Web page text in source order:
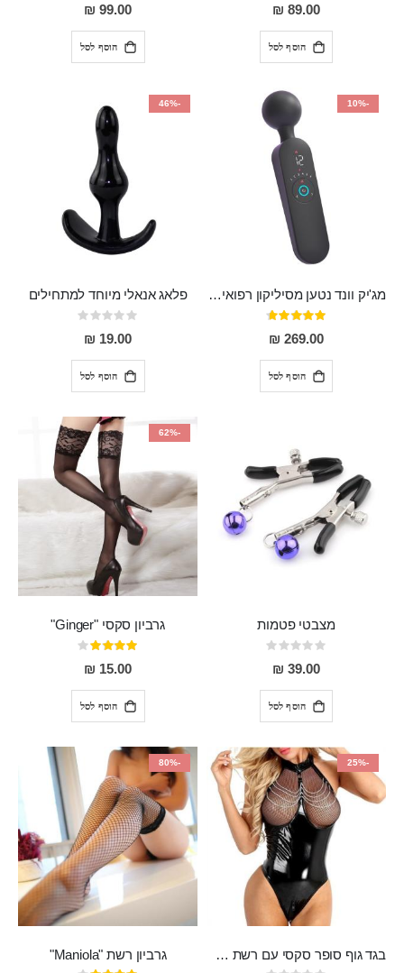
89.00 ₪
הוסף לסל
99.00 ₪
הוסף לסל
-10%
מג'יק וונד נטען מסיליקון רפואי חזק בעל 12 מצבי רטט ו6 מהירויות שונות ROMI
דירוג:
93%
269.00 ₪
הוסף לסל
-46%
פלאג אנאלי מיוחד למתחילים
Rating:
0%
19.00 ₪
הוסף לסל
מצבטי פטמות
Rating:
0%
39.00 ₪
הוסף לסל
-62%
גרביון סקסי "Ginger"
דירוג:
80%
15.00 ₪
הוסף לסל
-25%
בגד גוף סופר סקסי עם רשת שקופה בחזה ושרשרות מלמעלה וריצרץ מלמטה Pan במפשעה
-80%
גרביון רשת "Maniola"